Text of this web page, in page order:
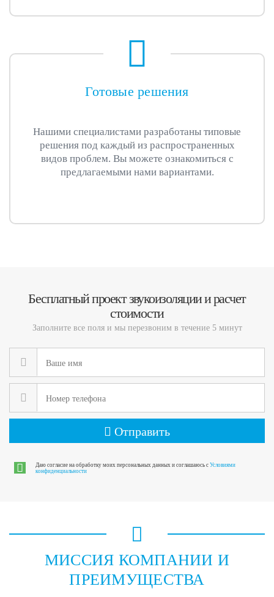
Готовые решения
Нашими специалистами разработаны типовые
решения под каждый из распространенных
видов проблем. Вы можете ознакомиться с
предлагаемыми нами вариантами.
Бесплатный проект звукоизоляции и расчет
стоимости
Заполните все поля и мы перезвоним в течение 5 минут
Отправить
Даю согласие на обработку моих персональных данных и соглашаюсь с Условиями
конфиденциальности
МИССИЯ КОМПАНИИ И
ПРЕИМУЩЕСТВА